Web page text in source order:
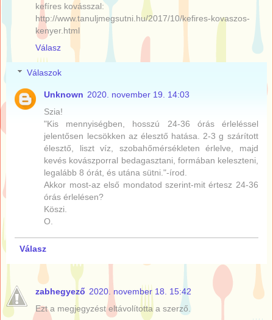
kefíres kovásszal:
http://www.tanuljmegsutni.hu/2017/10/kefires-kovaszos-
kenyer.html
Válasz
Válaszok
Unknown 2020. november 19. 14:03
Szia!
"Kis mennyiségben, hosszú 24-36 órás érleléssel
jelentősen lecsökken az élesztő hatása. 2-3 g szárított
élesztő, liszt víz, szobahőmérsékleten érlelve, majd
kevés kovászporral bedagasztani, formában keleszteni,
legalább 8 órát, és utána sütni."-írod.
Akkor most-az első mondatod szerint-mit értesz 24-36
órás érlelésen?
Köszi.
O.
Válasz
zabhegyező 2020. november 18. 15:42
Ezt a megjegyzést eltávolította a szerző.